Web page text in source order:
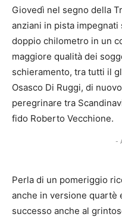
Giovedì nel segno della
anziani in pista
doppio chilometro in un
maggiore qualità dei
schieramento, tra tutti il
Osasco Di Ruggi, di
peregrinare tra
fido Roberto Vecchione.
-
Perla di un pomeriggio
anche in versione quartè
successo anche al